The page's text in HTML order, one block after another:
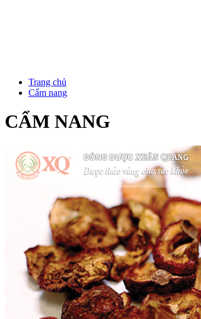
Trang chủ
Cẩm nang
CẨM NANG